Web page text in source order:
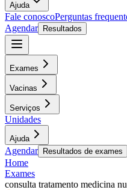
Ajuda
Fale conoscoPerguntas
Agendar
Resultados
Exames
Vacinas
Serviços
Unidades
Ajuda
Agendar Resultados de exames
Home
Exames
consulta tratamento medicina